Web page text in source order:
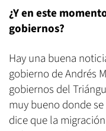
¿Y en este
gobiernos?
Hay una buena
gobierno de Andrés
gobiernos del
muy bueno donde
dice que la